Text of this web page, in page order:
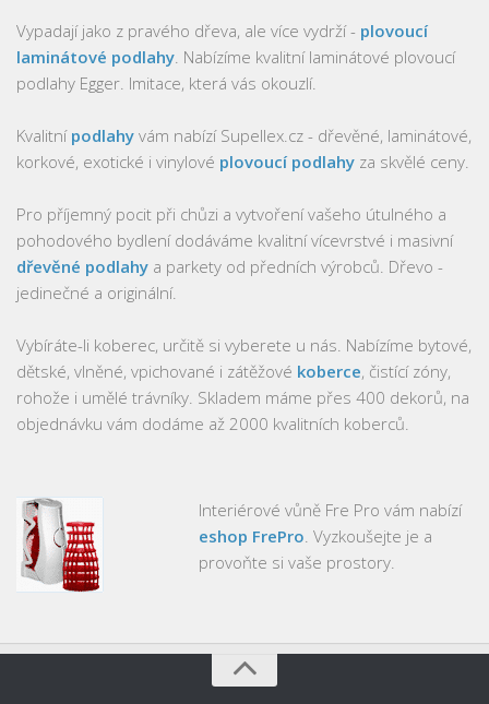
Vypadají jako z pravého dřeva, ale více vydrží - plovoucí
laminátové podlahy . Nabízíme kvalitní laminátové plovoucí
podlahy Egger. Imitace, která vás okouzlí.
Kvalitní podlahy vám nabízí Supellex.cz - dřevěné, laminátové,
korkové, exotické i vinylové plovoucí podlahy za skvělé ceny.
Pro příjemný pocit při chůzi a vytvoření vašeho útulného a
pohodového bydlení dodáváme kvalitní vícevrstvé i masivní
dřevěné podlahy a parkety od předních výrobců. Dřevo -
jedinečné a originální.
Vybíráte-li koberec, určitě si vyberete u nás. Nabízíme bytové,
dětské, vlněné, vpichované i zátěžové koberce, čistící zóny,
rohože i umělé trávníky. Skladem máme přes 400 dekorů, na
objednávku vám dodáme až 2000 kvalitních koberců.
Interiérové vůně Fre Pro vám nabízí
eshop FrePro . Vyzkoušejte je a
provoňte si vaše prostory.